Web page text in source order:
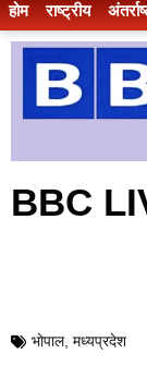
होम राष्ट्रीय
BBC
भोपाल, मध्यप्रदेश